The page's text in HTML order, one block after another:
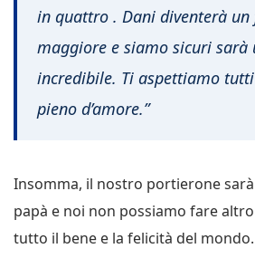
in quattro . Dani diventerà
maggiore e siamo sicuri sarà
incredibile. Ti aspettiamo
pieno d’amore.”
Insomma, il nostro portierone
papà e noi non possiamo fare
tutto il bene e la felicità del mondo.